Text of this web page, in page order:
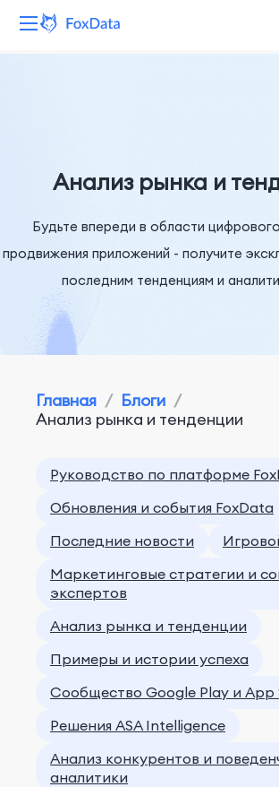
Цены
Компания
Анализ рынка и
Будьте впереди в области
продвижения приложений - получите
последним тенденциям и
Главная / Блоги /
Анализ рынка и тенденции
Руководство по платформе
Обновления и события FoxData
Последние новости
Маркетинговые стратегии и
экспертов
Анализ рынка и тенденции
Примеры и истории успеха
Сообщество Google Play и App
Решения ASA Intelligence
Анализ конкурентов и
аналитики